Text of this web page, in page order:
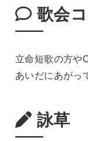
歌会
立命短歌の方や
あいだにあがっ
詠草